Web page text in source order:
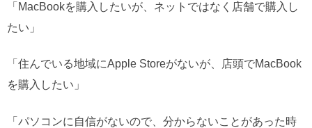
「MacBookを購入したいが、ネットではなく店舗で購入し
たい」
「住んでいる地域にApple Storeがないが、店頭でMacBook
を購入したい」
「パソコンに自信がないので、分からないことがあった時